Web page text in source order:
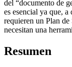
del “documento de
es esencial ya que,
requieren un Plan
necesitan una
Resumen